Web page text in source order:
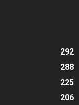
292
288
225
206